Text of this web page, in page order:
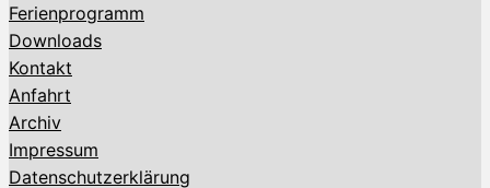
Ferienprogramm
Downloads
Kontakt
Anfahrt
Archiv
Impressum
Datenschutzerklärung